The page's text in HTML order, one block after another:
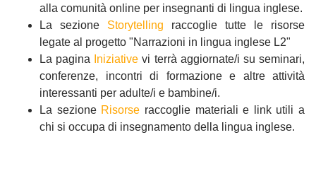
alla comunità online per insegnanti di lingua inglese.
La sezione Storytelling raccoglie tutte le risorse
legate al progetto "Narrazioni in lingua inglese L2"
La pagina
Iniziative vi terrà aggiornate/i su seminari,
conferenze, incontri di formazione e altre attività
interessanti per adulte/i e bambine/i.
La sezione Risorse raccoglie materiali e link utili a
chi si occupa di insegnamento della lingua inglese.